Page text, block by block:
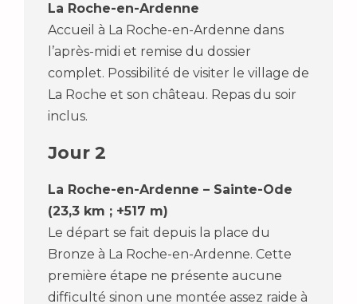
La Roche-en-Ardenne
Accueil à La Roche-en-Ardenne dans
l’après-midi et remise du dossier
complet. Possibilité de visiter le village de
La Roche et son château. Repas du soir
inclus.
Jour 2
La Roche-en-Ardenne – Sainte-Ode
(23,3 km ; +517 m)
Le départ se fait depuis la place du
Bronze à La Roche-en-Ardenne. Cette
première étape ne présente aucune
difficulté sinon une montée assez raide à